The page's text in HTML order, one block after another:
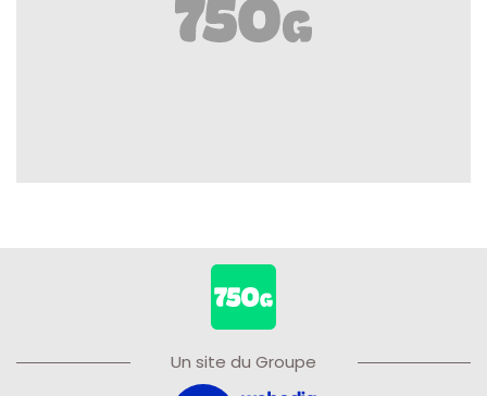
Un site du Groupe